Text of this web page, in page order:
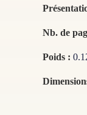
Nb. de
Poids :